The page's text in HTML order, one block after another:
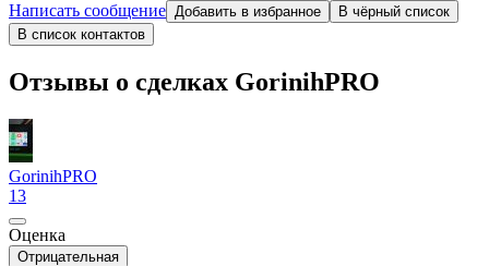
Написать сообщение Добавить в избранное
В чёрный список
В список контактов
Отзывы о сделках GorinihPRO
GorinihPRO
13
Оценка
Отрицательная